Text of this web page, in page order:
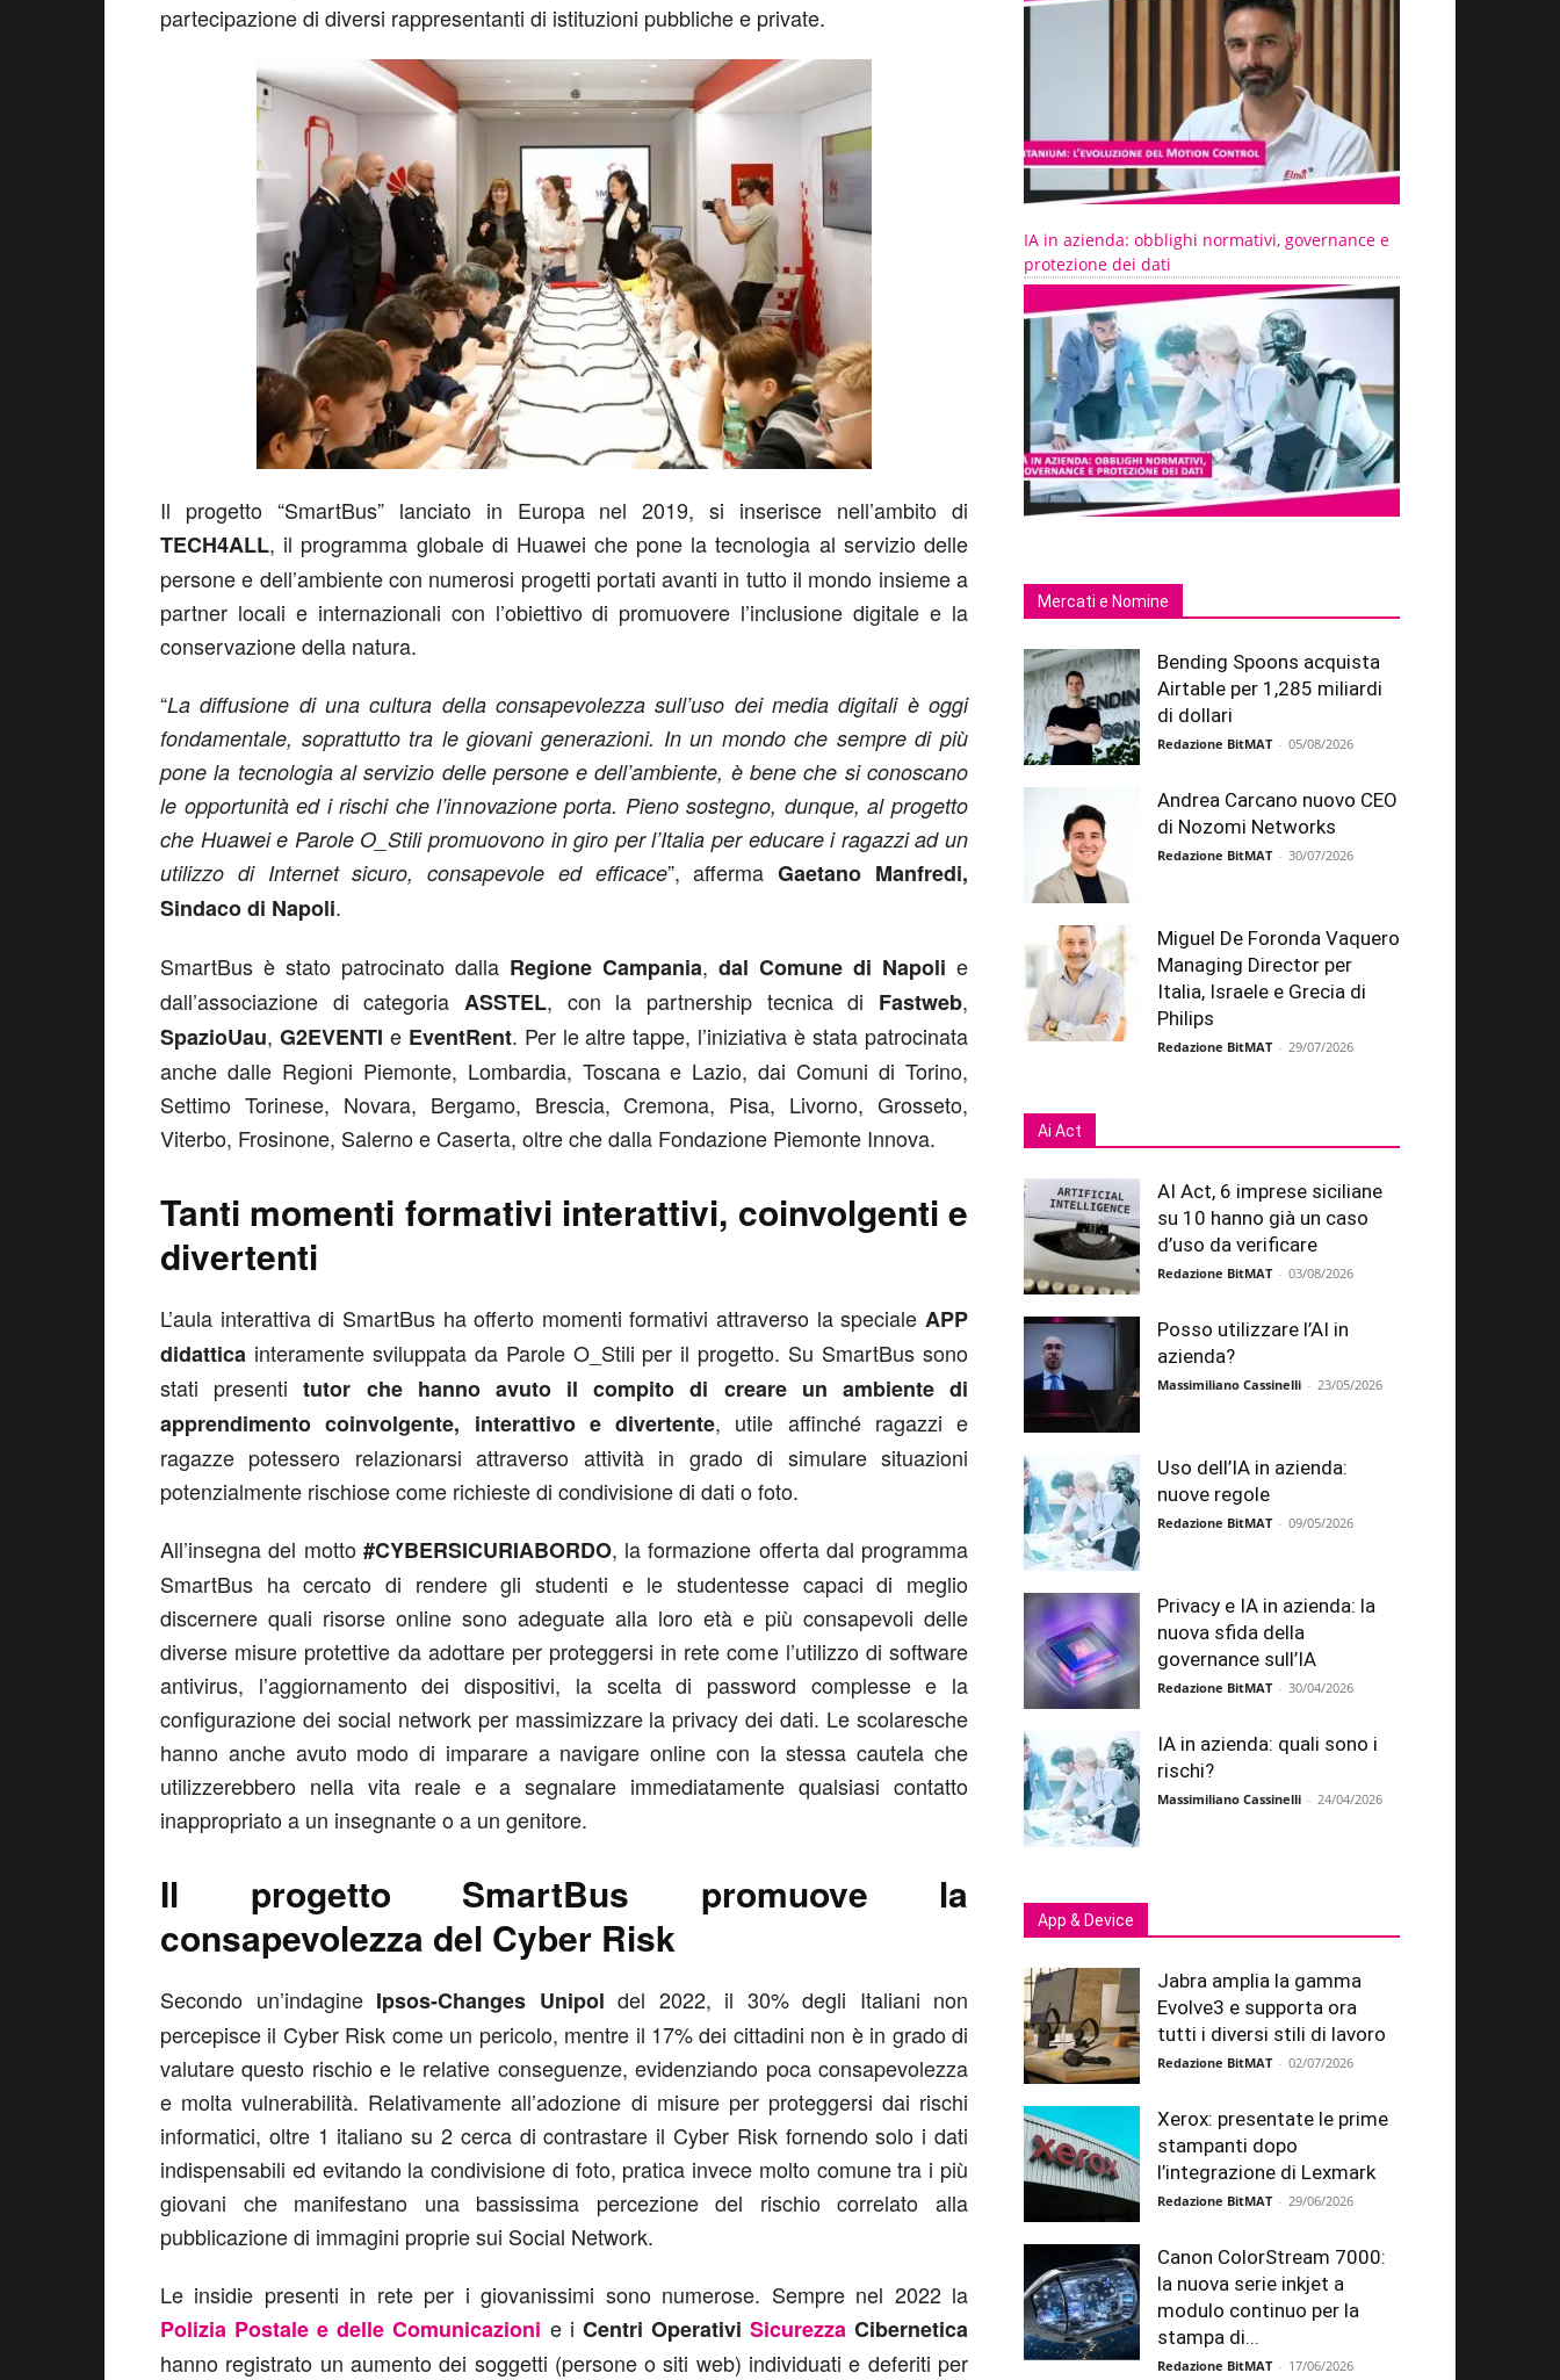
partecipazione di diversi rappresentanti di istituzioni pubbliche e private.
Il progetto “SmartBus” lanciato in Europa nel 2019, si inserisce nell’ambito di
TECH4ALL, il programma globale di Huawei che pone la tecnologia al servizio delle
persone e dell’ambiente con numerosi progetti portati avanti in tutto il mondo insieme a
partner locali e internazionali con l’obiettivo di promuovere l’inclusione digitale e la
conservazione della natura.
“La diffusione di una cultura della consapevolezza sull’uso dei media digitali è oggi
fondamentale, soprattutto tra le giovani generazioni. In un mondo che sempre di più
pone la tecnologia al servizio delle persone e dell’ambiente, è bene che si conoscano
le opportunità ed i rischi che l’innovazione porta. Pieno sostegno, dunque, al progetto
che Huawei e Parole O_Stili promuovono in giro per l’Italia per educare i ragazzi ad un
utilizzo di Internet sicuro, consapevole ed efficace”, affermaGaetano Manfredi,
Sindaco di Napoli.
SmartBus è stato patrocinato dalla Regione Campania, dal Comune di Napoli e
dall’associazione di categoria ASSTEL, con la partnership tecnica di Fastweb,
SpazioUau, G2EVENTI e EventRent. Per le altre tappe, l’iniziativa è stata patrocinata
anche dalle Regioni Piemonte, Lombardia, Toscana e Lazio, dai Comuni di Torino,
Settimo Torinese, Novara, Bergamo, Brescia, Cremona, Pisa, Livorno, Grosseto,
Viterbo, Frosinone, Salerno e Caserta, oltre che dalla Fondazione Piemonte Innova.
Tanti momenti formativi interattivi, coinvolgenti e
divertenti
L’aula interattiva di SmartBus ha offerto momenti formativi attraverso la speciale APP
didattica interamente sviluppata da Parole O_Stili per il progetto. Su SmartBus sono
stati presentitutor che hanno avuto il compito di creare un ambiente di
apprendimento coinvolgente, interattivo e divertente, utile affinché ragazzi e
ragazze potessero relazionarsi attraverso attività in grado di simulare situazioni
potenzialmente rischiose come richieste di condivisione di dati o foto.
All’insegna del motto #CYBERSICURIABORDO, la formazione offerta dal programma
SmartBus ha cercato di rendere gli studenti e le studentesse capaci di meglio
discernere quali risorse online sono adeguate alla loro età e più consapevoli delle
diverse misure protettive da adottare per proteggersi in rete come l’utilizzo di software
antivirus, l’aggiornamento dei dispositivi, la scelta di password complesse e la
configurazione dei social network per massimizzare la privacy dei dati. Le scolaresche
hanno anche avuto modo di imparare a navigare online con la stessa cautela che
utilizzerebbero nella vita reale e a segnalare immediatamente qualsiasi contatto
inappropriato a un insegnante o a un genitore.
Il progetto SmartBus promuove la
consapevolezza del Cyber Risk
Secondo un’indagine Ipsos-Changes Unipol del 2022, il 30% degli Italiani non
percepisce il Cyber Risk come un pericolo, mentre il 17% dei cittadini non è in grado di
valutare questo rischio e le relative conseguenze, evidenziando poca consapevolezza
e molta vulnerabilità. Relativamente all’adozione di misure per proteggersi dai rischi
informatici, oltre 1 italiano su 2 cerca di contrastare il Cyber Risk fornendo solo i dati
indispensabili ed evitando la condivisione di foto, pratica invece molto comune tra i più
giovani che manifestano una bassissima percezione del rischio correlato alla
pubblicazione di immagini proprie sui Social Network.
Le insidie presenti in rete per i giovanissimi sono numerose. Sempre nel 2022 la
Polizia Postale e delle Comunicazioni e i Centri Operativi SicurezzaCibernetica
hanno registrato un aumento dei soggetti (persone o siti web) individuati e deferiti per
IA in azienda: obblighi normativi, governance e
protezione dei dati
Mercati e Nomine
Bending Spoons acquista
Airtable per 1,285 miliardi
di dollari
Redazione BitMAT - 05/08/2026
Andrea Carcano nuovo CEO
di Nozomi Networks
Redazione BitMAT - 30/07/2026
Miguel De Foronda Vaquero
Managing Director per
Italia, Israele e Grecia di
Philips
Redazione BitMAT - 29/07/2026
Ai Act
AI Act, 6 imprese siciliane
su 10 hanno già un caso
d’uso da verificare
Redazione BitMAT - 03/08/2026
Posso utilizzare l’AI in
azienda?
Massimiliano Cassinelli - 23/05/2026
Uso dell’IA in azienda:
nuove regole
Redazione BitMAT - 09/05/2026
Privacy e IA in azienda: la
nuova sfida della
governance sull’IA
Redazione BitMAT - 30/04/2026
IA in azienda: quali sono i
rischi?
Massimiliano Cassinelli - 24/04/2026
App & Device
Jabra amplia la gamma
Evolve3 e supporta ora
tutti i diversi stili di lavoro
Redazione BitMAT - 02/07/2026
Xerox: presentate le prime
stampanti dopo
l’integrazione di Lexmark
Redazione BitMAT - 29/06/2026
Canon ColorStream 7000:
la nuova serie inkjet a
modulo continuo per la
stampa di...
Redazione BitMAT - 17/06/2026